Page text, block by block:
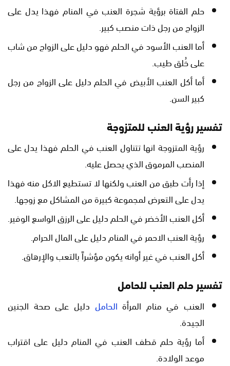
حلم الفتاة برؤية شجرة العنب في المنام فهذا يدل على
الزواج من رجل ذات منصب كبير.
أما العنب الأسود في الحلم فهو دليل على الزواج من شاب
على خُلق طيب.
أما أكل العنب الأبيض في الحلم دليل على الزواج من رجل
كبير السن.
تفسير رؤية العنب للمتزوجة
رؤية المتزوجة انها تتناول العنب في الحلم فهذا يدل على
المنصب المرموق الذي يحصل عليه.
إذا رأت طبق من العنب ولكنها لا تستطيع الاكل منه فهذا
يدل على التعرض لمجموعة كبيرة من المشاكل مع زوجها.
أكل العنب الأخضر في الحلم دليل على الرزق الواسع الوفير.
رؤية العنب الاحمر في المنام دليل على المال الحرام.
أكل العنب في غير أوانه يكون مؤشراً بالتعب والإرهاق.
تفسير حلم العنب للحامل
العنب في منام المرأة الحامل دليل على صحة الجنين
الجيدة.
أما رؤية حلم قطف العنب في المنام دليل على اقتراب
موعد الولادة.